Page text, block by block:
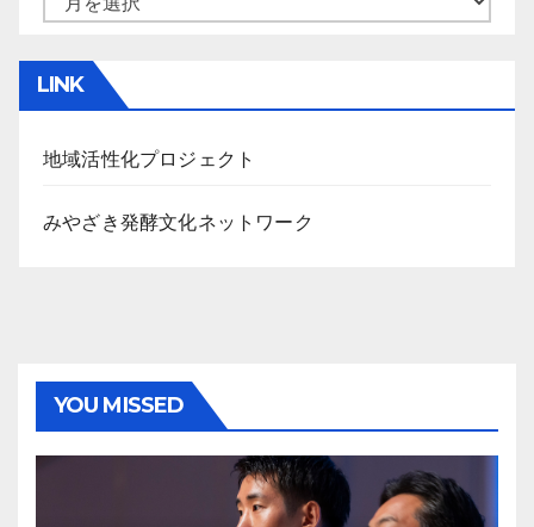
LINK
地域活性化プロジェクト
みやざき発酵文化ネットワーク
YOU MISSED